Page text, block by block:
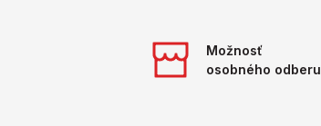
Možnosť
osobného odberu